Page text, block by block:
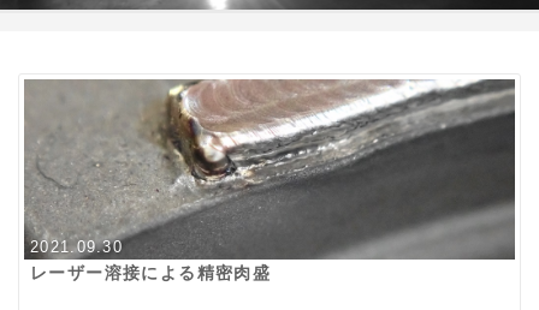
2021.09.30
レーザー溶接による精密肉盛